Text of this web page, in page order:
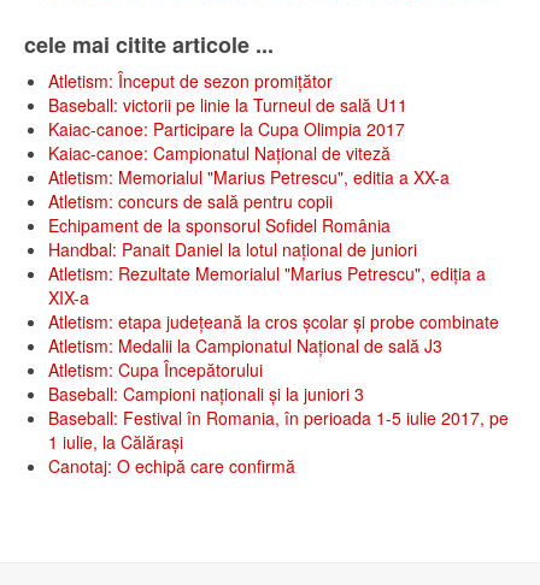
cele mai citite articole ...
Atletism: Început de sezon promițător
Baseball: victorii pe linie la Turneul de sală U11
Kaiac-canoe: Participare la Cupa Olimpia 2017
Kaiac-canoe: Campionatul Național de viteză
Atletism: Memorialul "Marius Petrescu", editia a XX-a
Atletism: concurs de sală pentru copii
Echipament de la sponsorul Sofidel România
Handbal: Panait Daniel la lotul național de juniori
Atletism: Rezultate Memorialul "Marius Petrescu", ediția a
XIX-a
Atletism: etapa județeană la cros școlar și probe combinate
Atletism: Medalii la Campionatul Național de sală J3
Atletism: Cupa Începătorului
Baseball: Campioni naționali și la juniori 3
Baseball: Festival în Romania, în perioada 1-5 iulie 2017, pe
1 iulie, la Călăraşi
Canotaj: O echipă care confirmă